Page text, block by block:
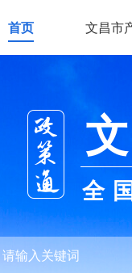
首页 文昌市
全